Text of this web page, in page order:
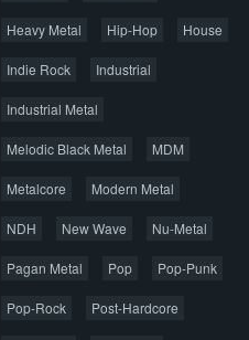
Heavy Metal Hip-Hop House
Indie Rock Industrial
Industrial Metal
Melodic Black Metal MDM
Metalcore Modern Metal
NDH New Wave Nu-Metal
Pagan Metal Pop Pop-Punk
Pop-Rock Post-Hardcore